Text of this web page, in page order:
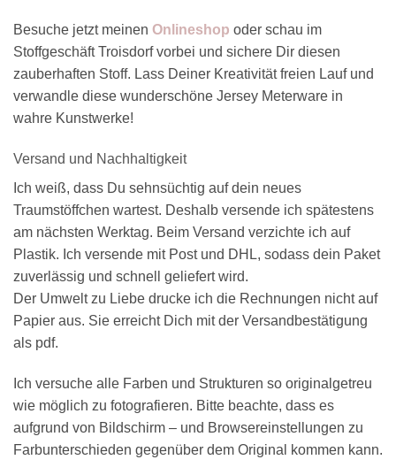
Besuche jetzt meinen Onlineshop oder schau im
Stoffgeschäft Troisdorf vorbei und sichere Dir diesen
zauberhaften Stoff. Lass Deiner Kreativität freien Lauf und
verwandle diese wunderschöne Jersey Meterware in
wahre Kunstwerke!
Versand und Nachhaltigkeit
Ich weiß, dass Du sehnsüchtig auf dein neues
Traumstöffchen wartest. Deshalb versende ich spätestens
am nächsten Werktag. Beim Versand verzichte ich auf
Plastik. Ich versende mit Post und DHL, sodass dein Paket
zuverlässig und schnell geliefert wird.
Der Umwelt zu Liebe drucke ich die Rechnungen nicht auf
Papier aus. Sie erreicht Dich mit der Versandbestätigung
als pdf.
Ich versuche alle Farben und Strukturen so originalgetreu
wie möglich zu fotografieren. Bitte beachte, dass es
aufgrund von Bildschirm – und Browsereinstellungen zu
Farbunterschieden gegenüber dem Original kommen kann.